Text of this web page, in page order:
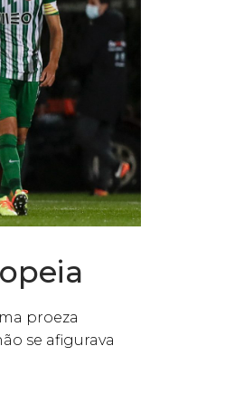
proeza
se afigurava